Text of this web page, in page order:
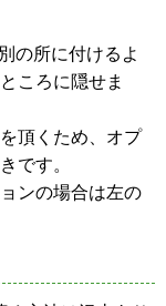
の所に付けるよ
ころに隠せま
頂くため、オプ
です。
ンの場合は左の